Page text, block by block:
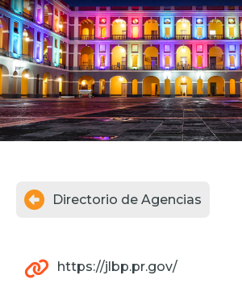
 Directorio de Agencias
 https://jlbp.pr.gov/